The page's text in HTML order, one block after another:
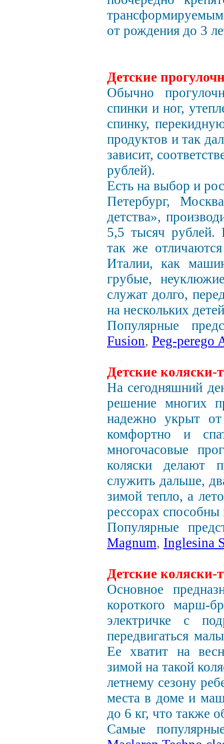
трансформируемым
от рождения до 3
Детские
Обычно
спинки и ног,
спинку,
продуктов и так
зависит,
рублей).
Есть на выбор и
Петербург,
детства»,
5,5 тысяч рублей.
так же
Италии, как
грубые,
служат долго,
на нескольких
Популярные
Fusion, Peg-perego
Детские
На сегодняшний
решение многих
надежно укрыт
комфортно и
многочасовые
коляски делают
служить дальше,
зимой тепло, а
рессорах
Популярные
Magnum, Inglesina
Детские коляски-
Основное
короткого марш-
электричке с
передвигаться
Ее хватит на
зимой на такой
летнему сезону
места в доме и
до 6 кг, что также
Самые